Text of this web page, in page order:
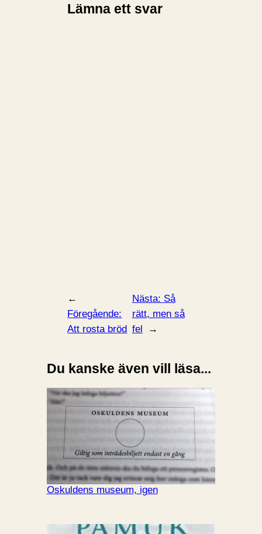
Lämna ett svar
←
Föregående:
Att rosta bröd
Nästa: Så
rätt, men så
fel
→
Du kanske även vill läsa...
Oskuldens museum, igen